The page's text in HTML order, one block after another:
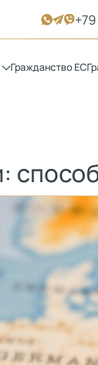
Гражданство ЕС